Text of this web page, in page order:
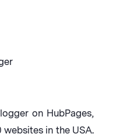
on HubPages,
in the USA.